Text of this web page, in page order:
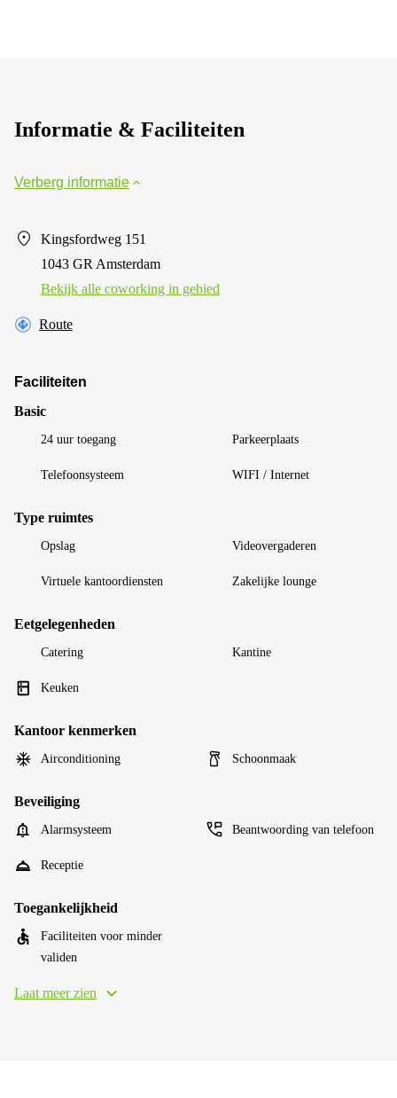
Informatie & Faciliteiten
Verberg informatie
Kingsfordweg 151
1043 GR Amsterdam
Bekijk alle сoworking in gebied
Route
Faciliteiten
Basic
24 uur toegang Parkeerplaats
Telefoonsysteem WIFI / Internet
Type ruimtes
Opslag Videovergaderen
Virtuele kantoordiensten Zakelijke lounge
Eetgelegenheden
Catering Kantine
Keuken
Kantoor kenmerken
Airconditioning Schoonmaak
Beveiliging
Alarmsysteem Beantwoording van telefoon
Receptie
Toegankelijkheid
Faciliteiten voor minder
validen
Laat meer zien